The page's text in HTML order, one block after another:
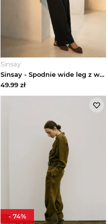
damskie
stanem damskie
damskie
damskie
Sinsay
Sinsay - Spodnie wide leg z wiskozą i domieszką lnu - czarny
49.99 zł
- 74%